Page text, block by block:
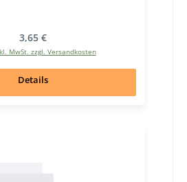
Regulärer Preis:
3,65 €
MwSt. zzgl. Versandkosten
Details